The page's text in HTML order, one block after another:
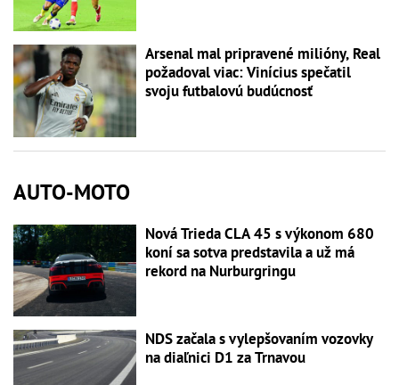
Arsenal mal pripravené milióny, Real
požadoval viac: Vinícius spečatil
svoju futbalovú budúcnosť
AUTO-MOTO
Nová Trieda CLA 45 s výkonom 680
koní sa sotva predstavila a už má
rekord na Nurburgringu
NDS začala s vylepšovaním vozovky
na diaľnici D1 za Trnavou